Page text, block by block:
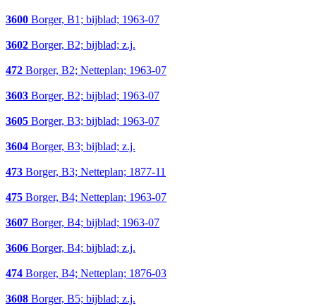
3600 Borger, B1; bijblad; 1963-07
3602 Borger, B2; bijblad; z.j.
472 Borger, B2; Netteplan; 1963-07
3603 Borger, B2; bijblad; 1963-07
3605 Borger, B3; bijblad; 1963-07
3604 Borger, B3; bijblad; z.j.
473 Borger, B3; Netteplan; 1877-11
475 Borger, B4; Netteplan; 1963-07
3607 Borger, B4; bijblad; 1963-07
3606 Borger, B4; bijblad; z.j.
474 Borger, B4; Netteplan; 1876-03
3608 Borger, B5; bijblad; z.j.